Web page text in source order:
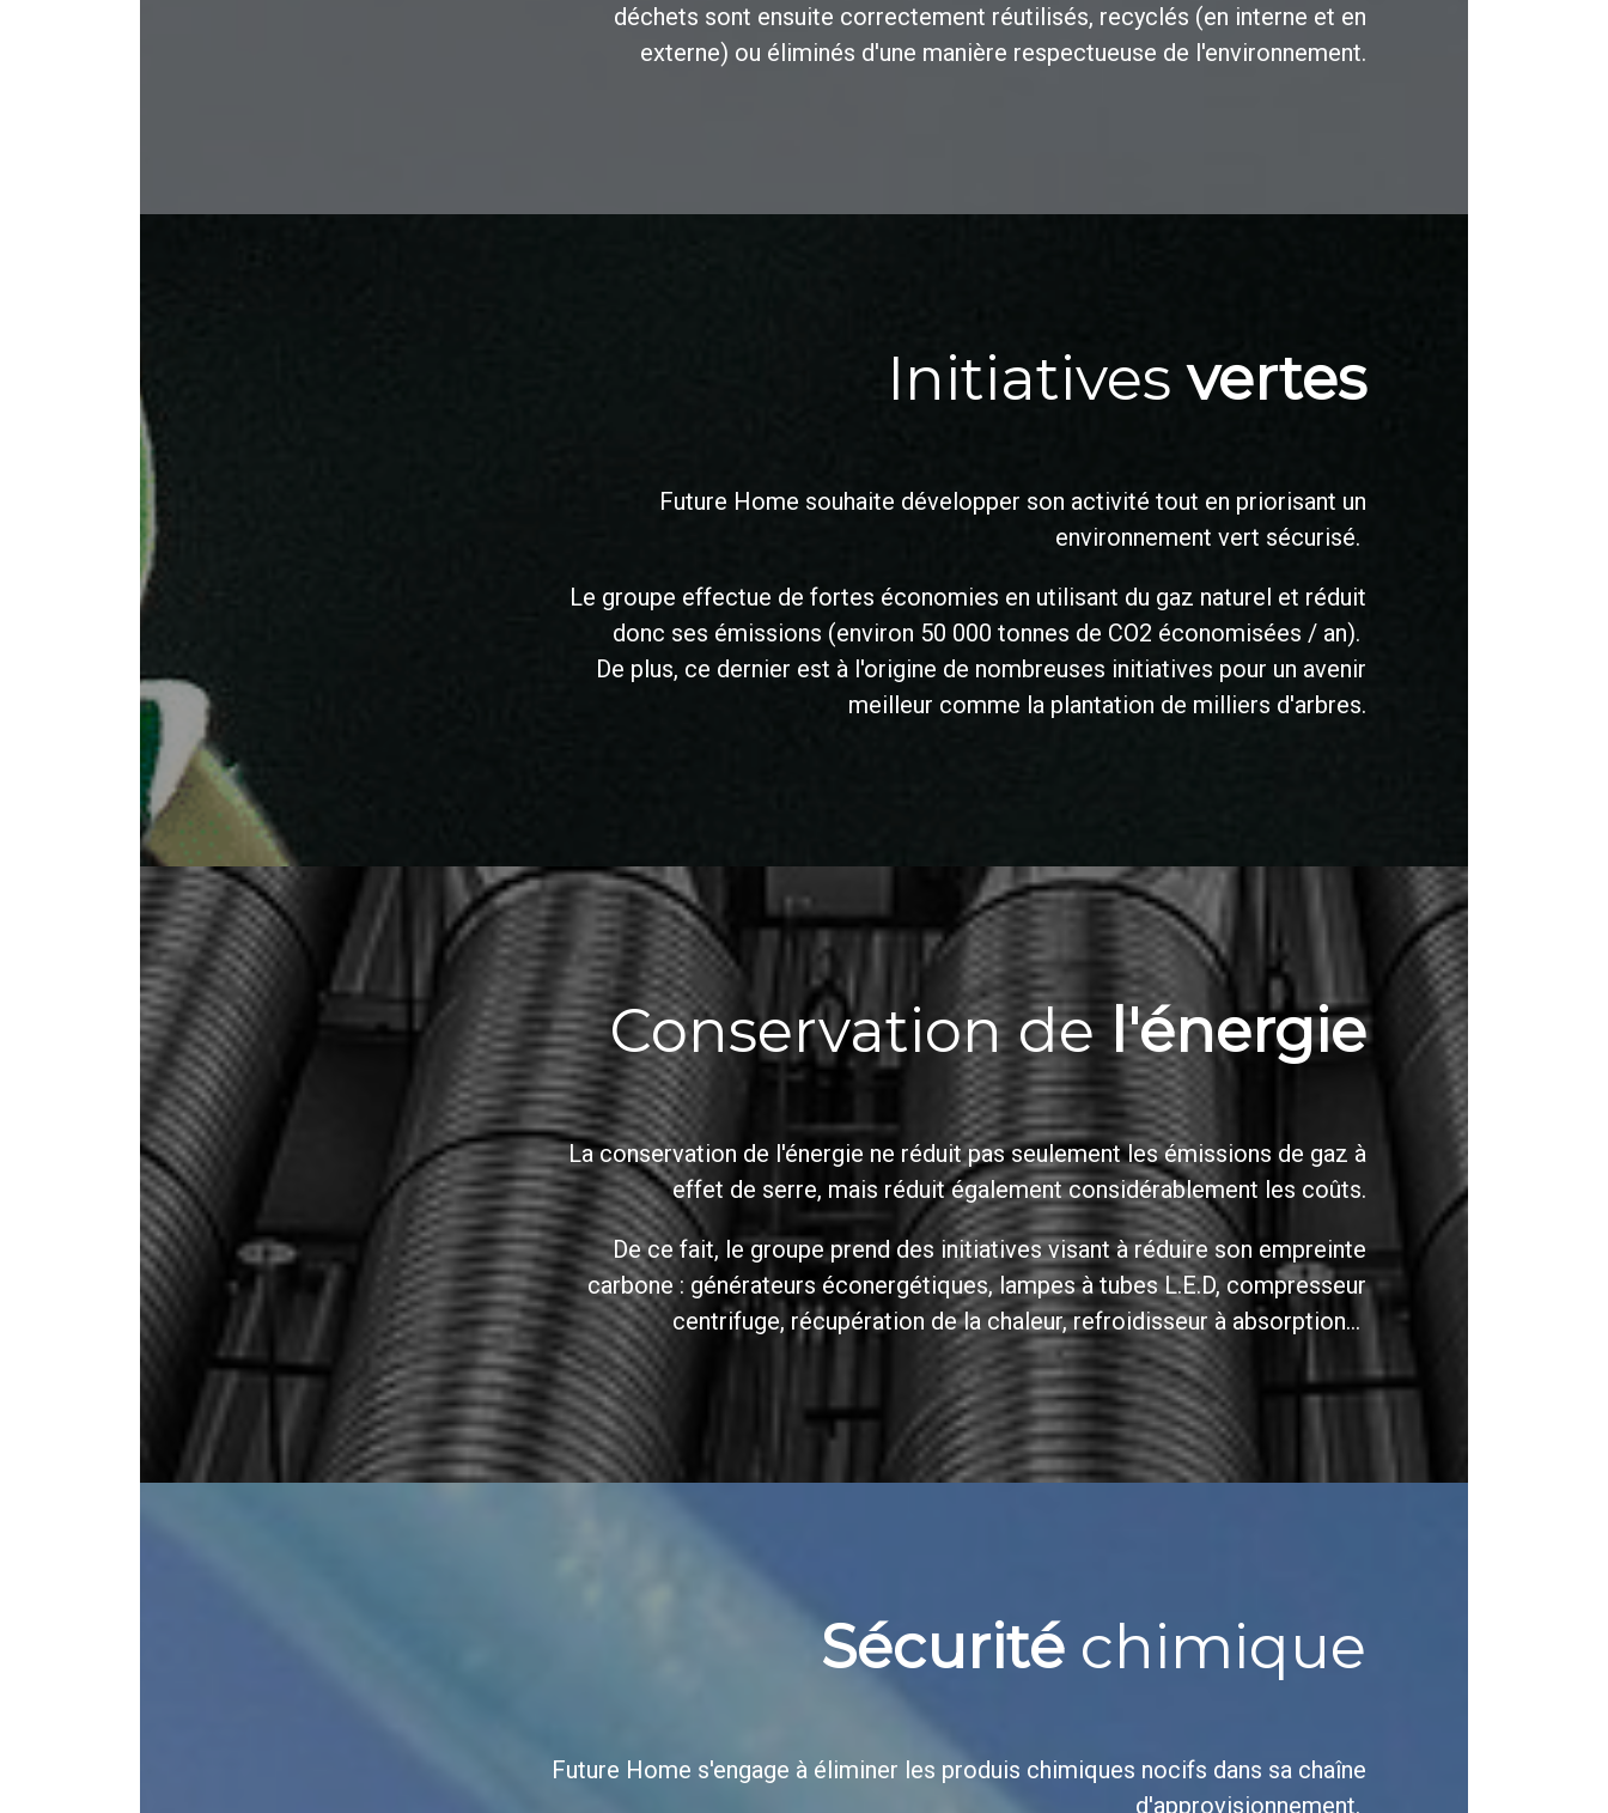
déchets sont ensuite correctement réutilisés, recyclés (en interne et en
externe) ou éliminés d'une manière respectueuse de l'environnement.
Initiativesvertes
Future Home souhaite développer son activité tout en priorisant un
environnement vert sécurisé.
Le groupe effectue de fortes économies en utilisant du gaz naturel et réduit
donc ses émissions (environ 50 000 tonnes de CO2 économisées / an).
De plus, ce dernier est à l'origine de nombreuses initiatives pour un avenir
meilleur comme la plantation de milliers d'arbres.
Conservation del'énergie
La conservation de l'énergie ne réduit pas seulement les émissions de gaz à
effet de serre, mais réduit également considérablement les coûts.
De ce fait, le groupe prend des initiatives visant à réduire son empreinte
carbone : générateurs éconergétiques, lampes à tubes L.E.D, compresseur
centrifuge, récupération de la chaleur, refroidisseur à absorption…
Sécuritéchimique
Future Home s'engage à éliminer les produis chimiques nocifs dans sa chaîne
d'approvisionnement.